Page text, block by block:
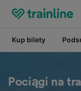
Kup bilety
Pociągi na